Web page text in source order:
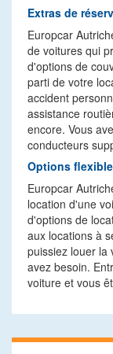
Extras de
Europcar
de voitures qui
d'options de
parti de votre
accident
assistance
encore. Vous
conducteurs
Options
Europcar
location d'une
d'options de
aux locations à
puissiez louer la
avez besoin.
voiture et vous